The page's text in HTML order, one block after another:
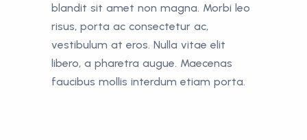
blandit sit amet non magna. Morbi leo
risus, porta ac consectetur ac,
vestibulum at eros. Nulla vitae elit
libero, a pharetra augue. Maecenas
faucibus mollis interdum etiam porta.